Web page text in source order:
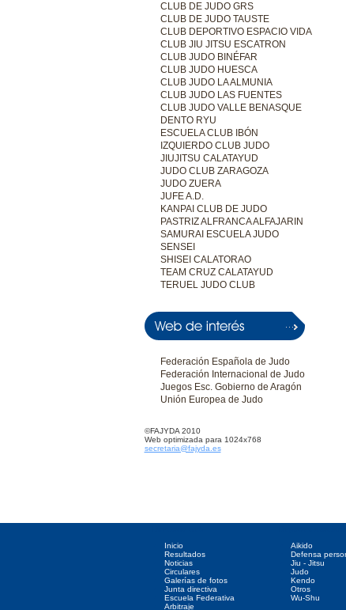
CLUB DE JUDO GRS
CLUB DE JUDO TAUSTE
CLUB DEPORTIVO ESPACIO VIDA
CLUB JIU JITSU ESCATRON
CLUB JUDO BINÉFAR
CLUB JUDO HUESCA
CLUB JUDO LA ALMUNIA
CLUB JUDO LAS FUENTES
CLUB JUDO VALLE BENASQUE
DENTO RYU
ESCUELA CLUB IBÓN
IZQUIERDO CLUB JUDO
JIUJITSU CALATAYUD
JUDO CLUB ZARAGOZA
JUDO ZUERA
JUFE A.D.
KANPAI CLUB DE JUDO
PASTRIZ ALFRANCA ALFAJARIN
SAMURAI ESCUELA JUDO
SENSEI
SHISEI CALATORAO
TEAM CRUZ CALATAYUD
TERUEL JUDO CLUB
Federación Española de Judo
Federación Internacional de Judo
Juegos Esc. Gobierno de Aragón
Unión Europea de Judo
©FAJYDA 2010
Web optimizada para 1024x768
secretaria@fajyda.es
Inicio
Resultados
Noticias
Circulares
Galerías de fotos
Junta directiva
Escuela Federativa
Arbitraje
Aikido
Defensa
Jiu - Jitsu
Judo
Kendo
Otros
Wu-Shu